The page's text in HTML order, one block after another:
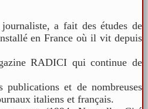
a fait des études de
en France où il vit depuis
RADICI qui continue de
et de nombreuses
italiens et français.